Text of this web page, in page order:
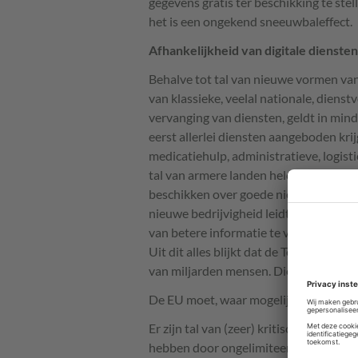
het is een ongekend sneeuwbaleffect.
Afhankelijkheid van digitale diensten
Behalve tot tal van nieuwe vormen
van klassieke, veelal nationale,
vervanging van diensten, geldt in
eerst allerlei diensten aangeboden
medicatiehulp, administratieve,
tal van armere landen hele nieuwe
beschikken over goede
nieuwe bedrijvigheid leidt. Er zijn
van betere informatie te voorzien,
Uit dit alles blijkt dat de
van miljarden mensen. Diensten die
De EU moet, waar mogelijk, een
Er zijn tal van (zeer) kritische punten
hebben door ongelimiteerde